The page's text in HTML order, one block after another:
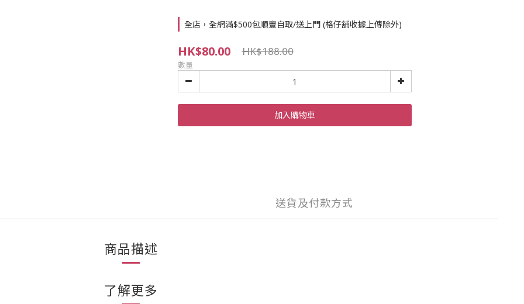
全店，全網滿$500包順豐自取/送上門 (格仔舖收據上傳除外)
HK$80.00 HK$188.00
數量
加入購物車
送貨及付款方式
商品描述
了解更多